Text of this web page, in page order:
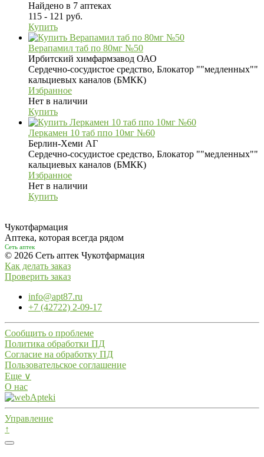
Найдено в 7 аптеках
115 - 121 руб.
Купить
Верапамил таб по 80мг №50
Ирбитский химфармзавод ОАО
Сердечно-сосудистое средство, Блокатор ""медленных""
кальциевых каналов (БМКК)
Избранное
Нет в наличии
Купить
Леркамен 10 таб ппо 10мг №60
Берлин-Хеми АГ
Сердечно-сосудистое средство, Блокатор ""медленных""
кальциевых каналов (БМКК)
Избранное
Нет в наличии
Купить
Чукотфармация
Аптека, которая всегда рядом
Сеть аптек
© 2026 Сеть аптек Чукотфармация
Как делать заказ
Проверить заказ
info@apt87.ru
+7 (42722) 2-09-17
Сообщить о проблеме
Политика обработки ПД
Согласие на обработку ПД
Пользовательское соглашение
Еще ∨
О нас
Управление
↑